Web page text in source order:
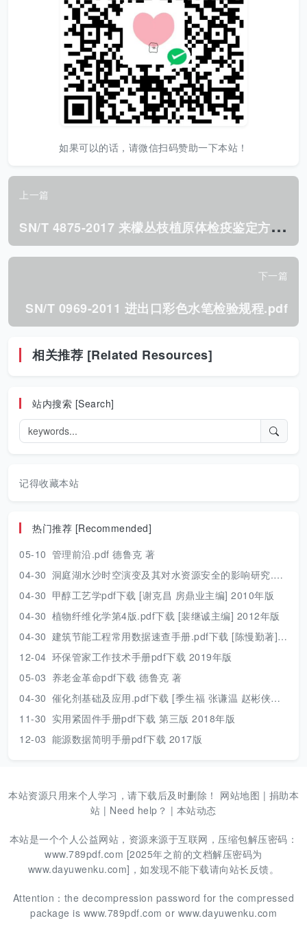
如果可以的话，请微信扫码赞助一下本站！
上一篇
S
N/T 4875-2017 来檬丛枝植原体检疫鉴定方法.pdf
下一篇
SN/T 0969-2011 进出口彩色水笔检验规程.pdf
相关推荐 [Related Resources]
站内搜索 [Search]
记得收藏本站
热门推荐 [Recommended]
05-10 管理前沿.pdf 德鲁克 著
04-30 洞庭湖水沙时空演变及其对水资源安全的影响研究.pdf 胡光伟 著 2017年版
04-30 甲醇工艺学pdf下载 [谢克昌 房鼎业主编] 2010年版
04-30 植物纤维化学第4版.pdf下载 [裴继诚主编] 2012年版
04-30 建筑节能工程常用数据速查手册.pdf下载 [陈慢勤著] 2010年版
12-04 环保管家工作技术手册pdf下载 2019年版
05-03 养老金革命pdf下载 德鲁克 著
04-30 催化剂基础及应用.pdf下载 [季生福 张谦温 赵彬侠编] 2011年版
11-30 实用紧固件手册pdf下载 第三版 2018年版
12-03 能源数据简明手册pdf下载 2017版
本站资源只用来个人学习，请下载后及时删除！ 网站地图 | 捐助本
站 | Need help？ | 本站动态
本站是一个个人公益网站，资源来源于互联网，压缩包解压密码：
www.789pdf.com [2025年之前的文档解压密码为
www.dayuwenku.com]，如发现不能下载请向站长反馈。
Attention：the decompression password for the compressed
package is www.789pdf.com or www.dayuwenku.com